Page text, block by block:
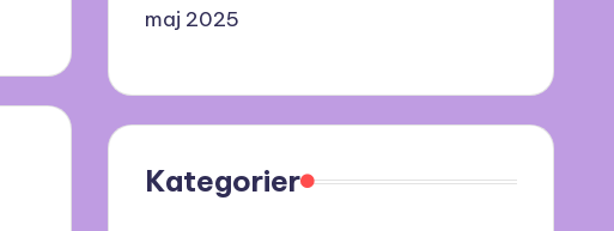
maj 2025
Kategorier